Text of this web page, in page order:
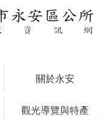
關於永安
觀光導覽與特產